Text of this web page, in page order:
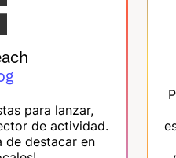
para lanzar,
de actividad.
de destacar en